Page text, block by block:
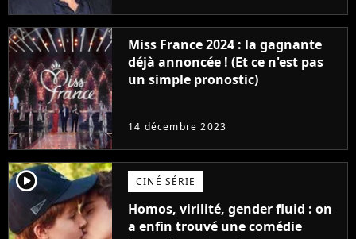
Miss France 2024 : la gagnante
déjà annoncée ! (Et ce n'est pas
un simple pronostic)
14 décembre 2023
player2 CINÉ SÉRIE
Homos, virilité, gender fluid : on
a enfin trouvé une comédie